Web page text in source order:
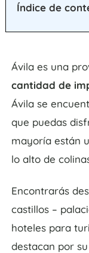
Índice de
Ávila es una
cantidad de
Ávila se
que puedas
mayoría están
lo alto de
Encontrarás
castillos –
hoteles para
destacan por su